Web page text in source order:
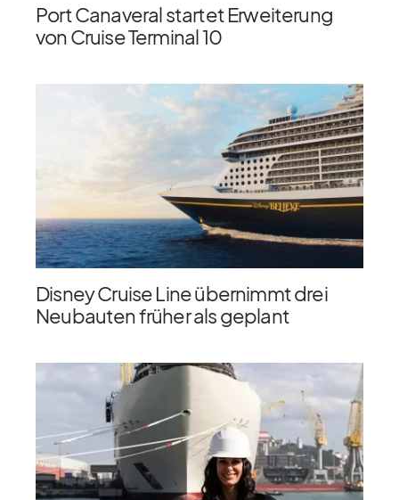
Port Canaveral startet Erweiterung
von Cruise Terminal 10
Disney Cruise Line übernimmt drei
Neubauten früher als geplant